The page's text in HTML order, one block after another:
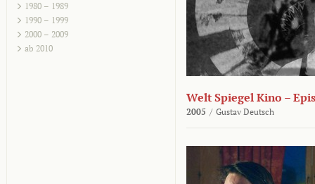
1980 – 1989
1990 – 1999
2000 – 2009
ab 2010
Welt Spiegel Kino –
2005 / Gustav Deutsch